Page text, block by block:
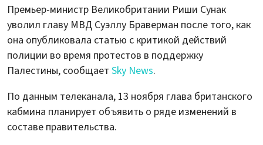
Премьер-министр Великобритании Риши Сунак
уволил главу МВД Суэллу Браверман после того, как
она опубликовала статью с критикой действий
полиции во время протестов в поддержку
Палестины, сообщает Sky News.
По данным телеканала, 13 ноября глава британского
кабмина планирует объявить о ряде изменений в
составе правительства.